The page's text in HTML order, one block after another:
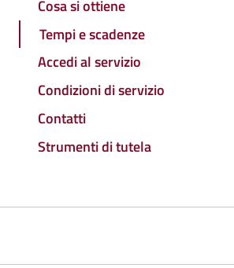
Cosa si ottiene
Tempi e scadenze
Accedi al servizio
Condizioni di servizio
Contatti
Strumenti di tutela